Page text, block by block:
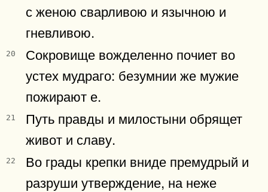
с женою сварливою и язычною и
гневливою.
20
Сокровище вожделенно почиет во
устех мудраго: безумнии же мужие
пожирают е.
21
Путь правды и милостыни обрящет
живот и славу.
22
Во грады крепки вниде премудрый и
разруши утверждение, на неже